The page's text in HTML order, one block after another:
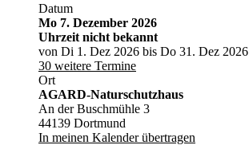
Datum
Mo 7. Dezember 2026
Uhrzeit nicht bekannt
von Di 1. Dez 2026 bis Do 31. Dez 2026
30 weitere Termine
Ort
AGARD-Naturschutzhaus
An der Buschmühle 3
44139 Dortmund
In meinen Kalender übertragen